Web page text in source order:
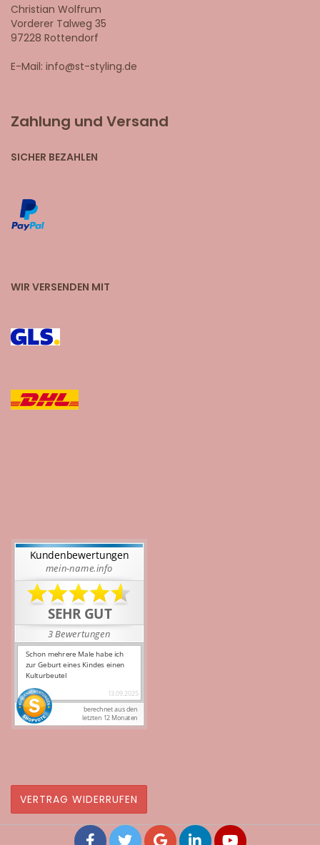
Christian Wolfrum
Vorderer Talweg 35
97228 Rottendorf
E-Mail: info@st-styling.de
Zahlung und Versand
SICHER BEZAHLEN
WIR VERSENDEN MIT
VERTRAG WIDERRUFEN